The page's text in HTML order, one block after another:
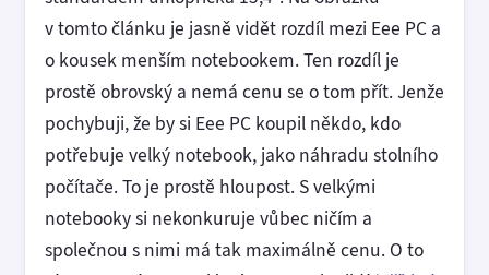
v tomto článku je jasně vidět rozdíl mezi Eee PC a
o kousek menším notebookem. Ten rozdíl je
prostě obrovský a nemá cenu se o tom přít. Jenže
pochybuji, že by si Eee PC koupil někdo, kdo
potřebuje velký notebook, jako náhradu stolního
počítače. To je prostě hloupost. S velkými
notebooky si nekonkuruje vůbec ničím a
společnou s nimi má tak maximálně cenu. O to